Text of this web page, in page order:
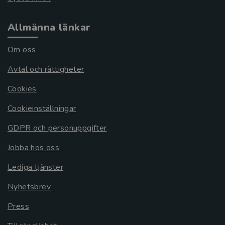
Allmänna länkar
Om oss
Avtal och rättigheter
Cookies
Cookieinställningar
GDPR och personuppgifter
Jobba hos oss
Lediga tjänster
Nyhetsbrev
Press